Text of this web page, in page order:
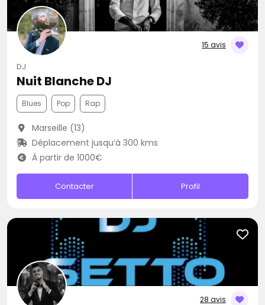
15 avis
DJ
Nuit Blanche DJ
Blues Pop Rap
Marseille (13)
Déplacement jusqu’à 300 kms
À partir de 1000€
Contacter Profil
28 avis